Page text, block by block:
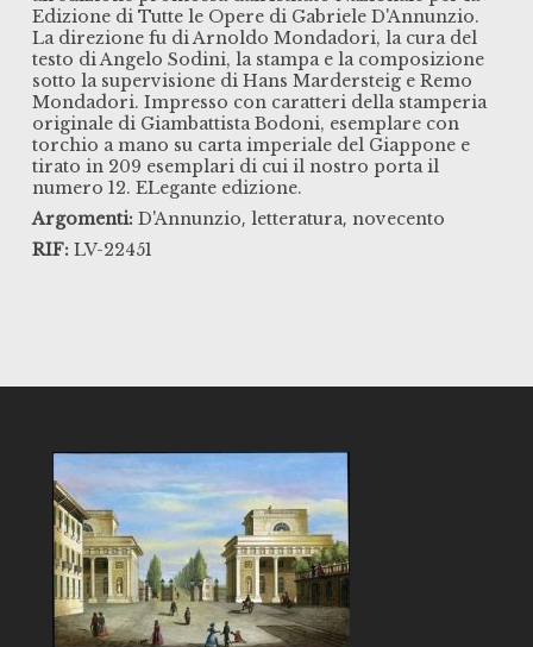
Edizione di Tutte le Opere di Gabriele D'Annunzio.
La direzione fu di Arnoldo Mondadori, la cura del
testo di Angelo Sodini, la stampa e la composizione
sotto la supervisione di Hans Mardersteig e Remo
Mondadori. Impresso con caratteri della stamperia
originale di Giambattista Bodoni, esemplare con
torchio a mano su carta imperiale del Giappone e
tirato in 209 esemplari di cui il nostro porta il
numero 12. ELegante edizione.
Argomenti: D'Annunzio, letteratura, novecento
RIF: LV-22451